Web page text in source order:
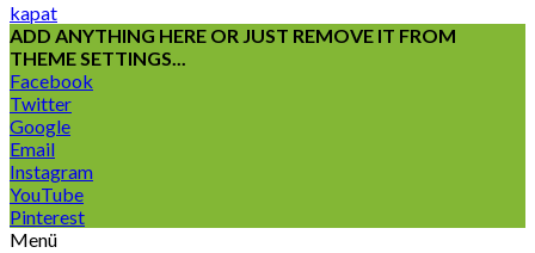
kapat
ADD ANYTHING HERE OR JUST REMOVE IT FROM
THEME SETTINGS...
Facebook
Twitter
Google
Email
Instagram
YouTube
Pinterest
Menü